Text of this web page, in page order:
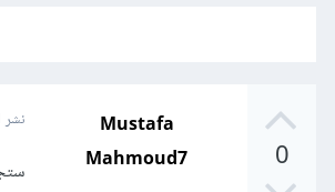
0
Mustafa
Mahmoud7
نشر